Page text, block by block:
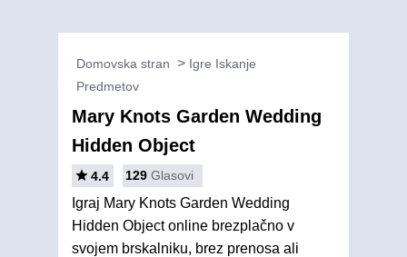
Domovska stran
Igre Iskanje
Predmetov
Mary Knots Garden Wedding
Hidden Object
4.4 129 Glasovi
Igraj Mary Knots Garden Wedding
Hidden Object online brezplačno v
svojem brskalniku, brez prenosa ali